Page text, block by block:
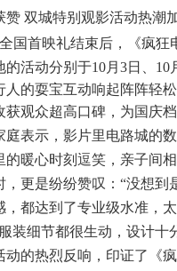
赞 双城特别观影活动热潮
国首映礼结束后，《疯狂
的活动分别于10月3日、
人 的耍宝互动响起阵阵轻
获观众超高口碑，为国庆
庭表示，影片里电路城的
的暖心时刻逗笑，亲子间
更是纷纷赞叹： “没想到
，都达到了专业级水准，
装细节都很生动，设计
动的热烈反响，印证了《